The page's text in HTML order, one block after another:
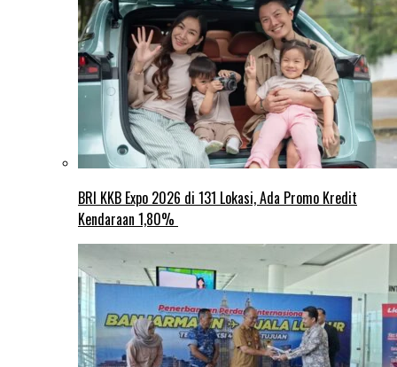
BRI KKB Expo 2026 di 131 Lokasi, Ada Promo Kredit
Kendaraan 1,80%